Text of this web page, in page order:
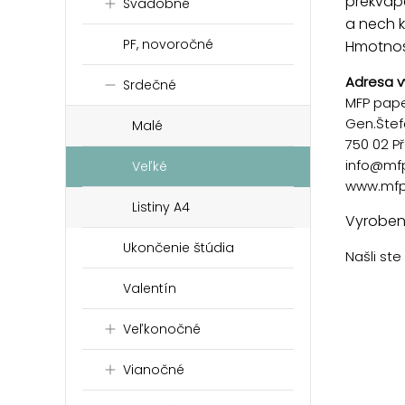
Svadobné
PF, novoročné
Srdečné
Malé
Veľké
Listiny A4
Ukončenie štúdia
Valentín
Veľkonočné
Vianočné
a nech
Adresa
MFP
750 02
Našli